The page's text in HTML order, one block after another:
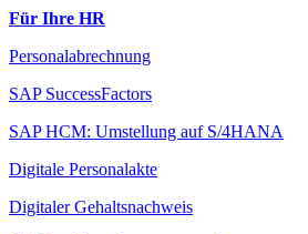
Für Ihre HR
Personalabrechnung
SAP SuccessFactors
SAP HCM: Umstellung auf S/4HANA
Digitale Personalakte
Digitaler Gehaltsnachweis